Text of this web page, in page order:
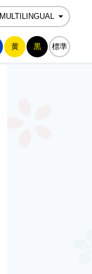
MULTILINGUAL
黄 黒 標準